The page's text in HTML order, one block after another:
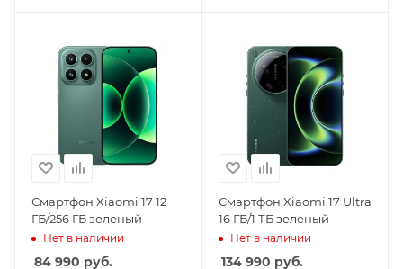
Смартфон Xiaomi 17 12
ГБ/256 ГБ зеленый
Нет в наличии
84 990 руб.
Смартфон Xiaomi 17 Ultra
16 ГБ/1 ТБ зеленый
Нет в наличии
134 990 руб.